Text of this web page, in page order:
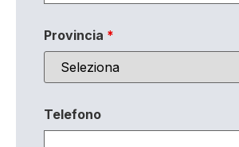
Provincia *
Telefono